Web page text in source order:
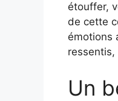
étouffer,
de cette
émotions
ressentis,
Un